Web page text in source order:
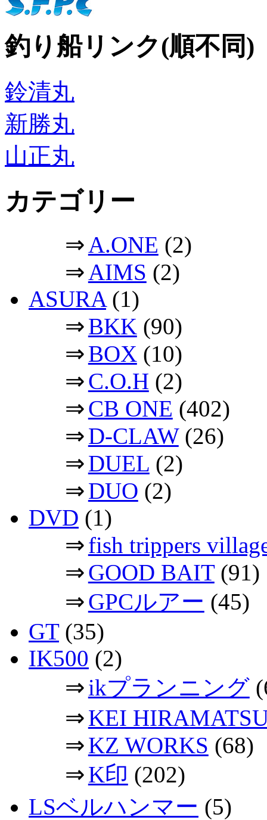
釣り船リンク(順不同)
鈴清丸
新勝丸
山正丸
カテゴリー
⇒A.ONE (2)
⇒AIMS (2)
ASURA(1)
⇒BKK (90)
⇒BOX (10)
⇒C.O.H (2)
⇒CB ONE (402)
⇒D-CLAW(26)
⇒DUEL (2)
⇒DUO (2)
DVD (1)
⇒fish trippers
⇒GOOD BAIT(91)
⇒GPCルアー (45)
GT(35)
IK500 (2)
⇒ikプランニング
⇒KEI
⇒KZ WORKS (68)
⇒K印 (202)
LSベルハンマー (5)